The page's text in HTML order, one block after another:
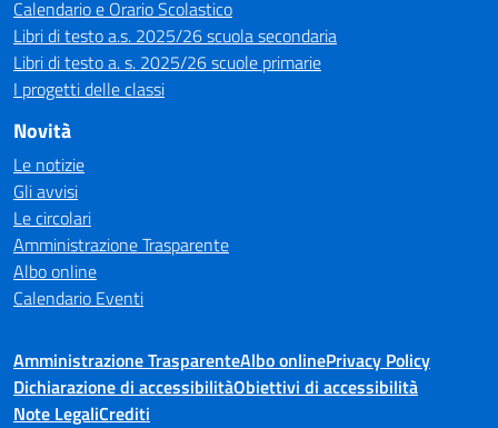
Calendario e Orario Scolastico
Libri di testo a.s. 2025/26 scuola secondaria
Libri di testo a. s. 2025/26 scuole primarie
I progetti delle classi
Novità
Le notizie
Gli avvisi
Le circolari
Amministrazione Trasparente
Albo online
Calendario Eventi
Amministrazione TrasparenteAlbo onlinePrivacy Policy
Dichiarazione di accessibilitàObiettivi di accessibilità
Note LegaliCrediti